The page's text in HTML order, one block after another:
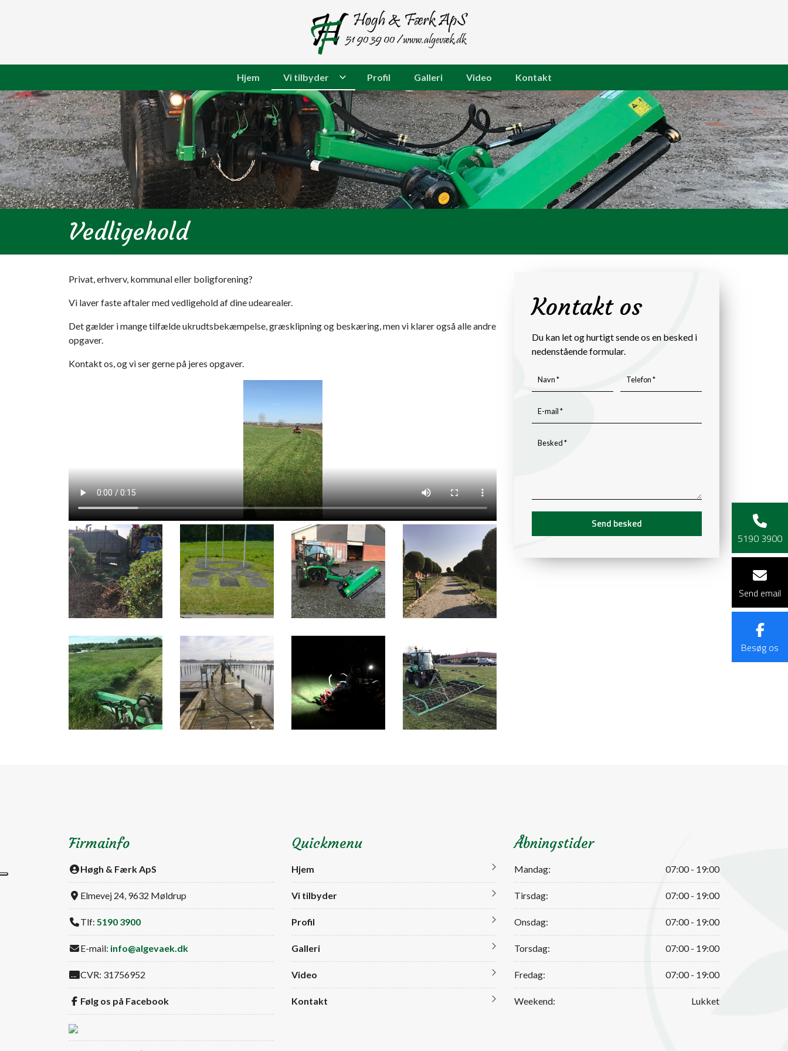
Hjem Vi tilbyder Profil Galleri Video Kontakt
Vedligehold
Privat, erhverv, kommunal eller boligforening?
Vi laver faste aftaler med vedligehold af dine udearealer.
Det gælder i mange tilfælde ukrudtsbekæmpelse, græsklipning og beskæring, men vi klarer også alle andre
opgaver.
Kontakt os, og vi ser gerne på jeres opgaver.
Kontakt os
Du kan let og hurtigt sende os en besked i
nedenstående formular.
Firmainfo
Høgh & Færk ApS
Elmevej 24, 9632 Møldrup
Tlf: 5190 3900
E-mail: info@algevaek.dk
CVR: 31756952
Følg os på Facebook
Quickmenu
Hjem
Vi tilbyder
Profil
Galleri
Video
Kontakt
Åbningstider
Mandag: 07:00 - 19:00
Tirsdag: 07:00 - 19:00
Onsdag: 07:00 - 19:00
Torsdag: 07:00 - 19:00
Fredag: 07:00 - 19:00
Weekend: Lukket
5190 3900
Send email
Besøg os